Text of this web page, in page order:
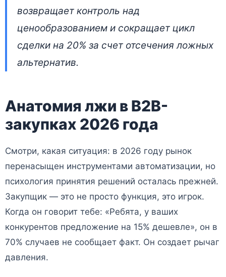
возвращает контроль над
ценообразованием и сокращает цикл
сделки на 20% за счет отсечения ложных
альтернатив.
Анатомия лжи в B2B-
закупках 2026 года
Смотри, какая ситуация: в 2026 году рынок
перенасыщен инструментами автоматизации, но
психология принятия решений осталась прежней.
Закупщик — это не просто функция, это игрок.
Когда он говорит тебе: «Ребята, у ваших
конкурентов предложение на 15% дешевле», он в
70% случаев не сообщает факт. Он создает рычаг
давления.